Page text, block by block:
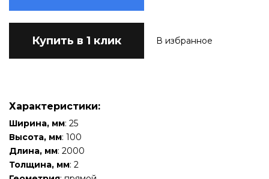
Купить в 1 клик В избранное
Характеристики:
Ширина, мм: 25
Высота, мм: 100
Длина, мм: 2000
Толщина, мм: 2